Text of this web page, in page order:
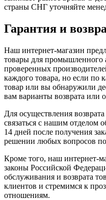
страны СНГ уточняйте
Гарантия и
Наш интернет-магазин
товары для промышленного
проверенных
каждого товара, но если по
товар или вы обнаружили
вам варианты возврата или
Для осуществления
связаться с нашим отделом
14 дней после получения
решении любых вопросов по
Кроме того, наш интернет-
законы Российской
обслуживания и возврата
клиентов и стремимся к
отношениям.